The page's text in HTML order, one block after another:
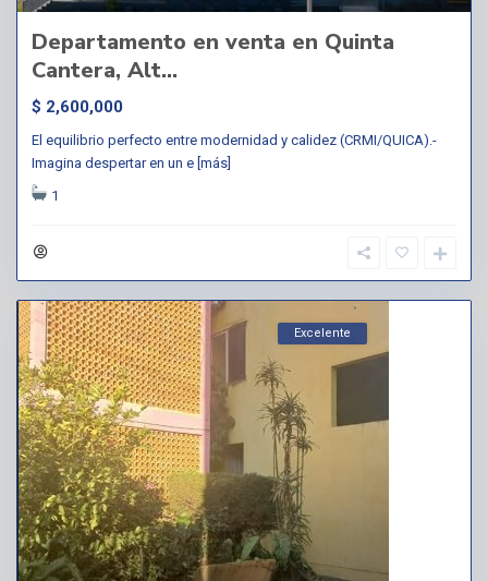
Departamento en venta en Quinta
Cantera, Alt...
$ 2,600,000
El equilibrio perfecto entre modernidad y calidez (CRMI/QUICA).-
Imagina despertar en un e [más]
1
Excelente